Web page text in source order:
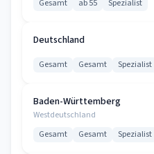
Gesamt ab 55 Spezialist
Deutschland
Gesamt Gesamt Spezialist
Baden-Württemberg
Westdeutschland
Gesamt Gesamt Spezialist